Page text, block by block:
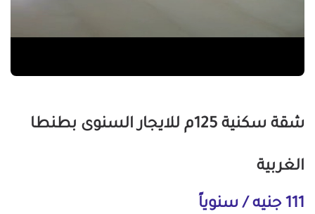
شقة سكنية 125م للايجار السنوى بطنطا
الغربية
111 جنيه / سنوياً